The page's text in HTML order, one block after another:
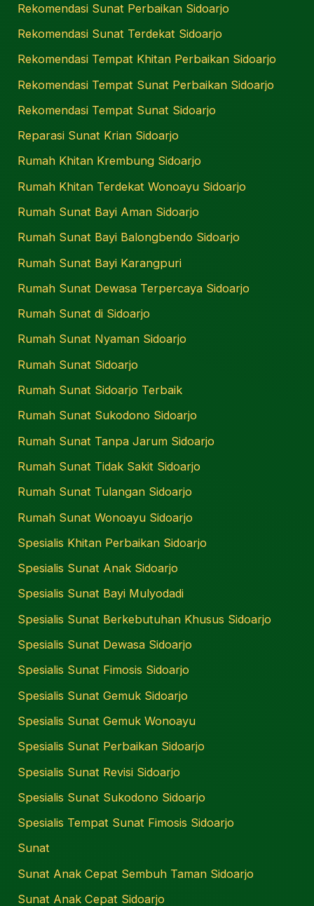
Rekomendasi Sunat Perbaikan Sidoarjo
Rekomendasi Sunat Terdekat Sidoarjo
Rekomendasi Tempat Khitan Perbaikan Sidoarjo
Rekomendasi Tempat Sunat Perbaikan Sidoarjo
Rekomendasi Tempat Sunat Sidoarjo
Reparasi Sunat Krian Sidoarjo
Rumah Khitan Krembung Sidoarjo
Rumah Khitan Terdekat Wonoayu Sidoarjo
Rumah Sunat Bayi Aman Sidoarjo
Rumah Sunat Bayi Balongbendo Sidoarjo
Rumah Sunat Bayi Karangpuri
Rumah Sunat Dewasa Terpercaya Sidoarjo
Rumah Sunat di Sidoarjo
Rumah Sunat Nyaman Sidoarjo
Rumah Sunat Sidoarjo
Rumah Sunat Sidoarjo Terbaik
Rumah Sunat Sukodono Sidoarjo
Rumah Sunat Tanpa Jarum Sidoarjo
Rumah Sunat Tidak Sakit Sidoarjo
Rumah Sunat Tulangan Sidoarjo
Rumah Sunat Wonoayu Sidoarjo
Spesialis Khitan Perbaikan Sidoarjo
Spesialis Sunat Anak Sidoarjo
Spesialis Sunat Bayi Mulyodadi
Spesialis Sunat Berkebutuhan Khusus Sidoarjo
Spesialis Sunat Dewasa Sidoarjo
Spesialis Sunat Fimosis Sidoarjo
Spesialis Sunat Gemuk Sidoarjo
Spesialis Sunat Gemuk Wonoayu
Spesialis Sunat Perbaikan Sidoarjo
Spesialis Sunat Revisi Sidoarjo
Spesialis Sunat Sukodono Sidoarjo
Spesialis Tempat Sunat Fimosis Sidoarjo
Sunat
Sunat Anak Cepat Sembuh Taman Sidoarjo
Sunat Anak Cepat Sidoarjo